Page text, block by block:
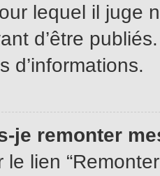
lequel il juge
d’être
d’informations.
je remonter
le lien